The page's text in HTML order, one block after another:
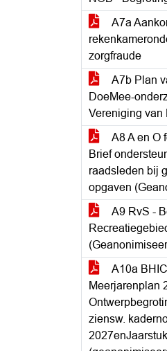
A7a
zorgfraude
A7b Plan
DoeMee-
Vereniging van
A8 A en O
Brief
raadsleden bij
opgaven
A9 RvS -
A10a
Meerjarenplan
ziensw.